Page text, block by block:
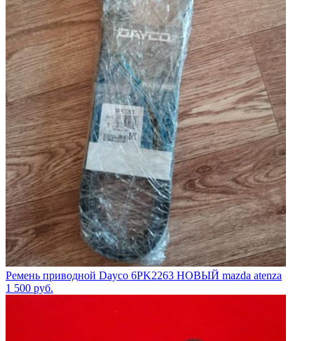
Ремень приводной Dayco 6PK2263 НОВЫЙ mazda atenza
1 500 руб.